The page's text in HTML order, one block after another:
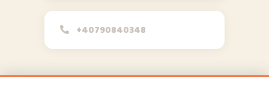
+40790840348